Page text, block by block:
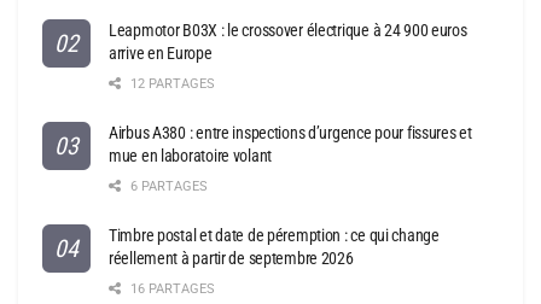
Leapmotor B03X : le crossover électrique à 24 900 euros
arrive en Europe
12 PARTAGES
Airbus A380 : entre inspections d’urgence pour fissures et
mue en laboratoire volant
6 PARTAGES
Timbre postal et date de péremption : ce qui change
réellement à partir de septembre 2026
16 PARTAGES